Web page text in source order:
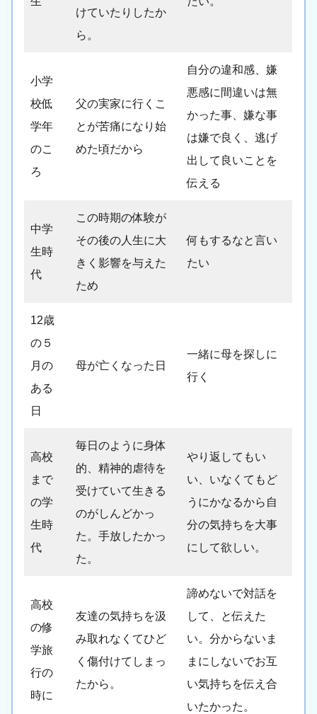
けていたりしたか
ら。
小学
校低
学年
のこ
ろ
父の実家に行くこ
とが苦痛になり始
めた頃だから
自分の違和感、嫌
悪感に間違いは無
かった事、嫌な事
は嫌で良く、逃げ
出して良いことを
伝える
中学
生時
代
この時期の体験が
その後の人生に大
きく影響を与えた
ため
何もするなと言い
たい
12歳
の５
月の
ある
日
母が亡くなった日
一緒に母を探しに
行く
高校
まで
の学
生時
代
毎日のように身体
的、精神的虐待を
受けていて生きる
のがしんどかっ
た。手放したかっ
た。
やり返してもい
い、いなくてもど
うにかなるから自
分の気持ちを大事
にして欲しい。
高校
の修
学旅
行の
時に
友達の気持ちを汲
み取れなくてひど
く傷付けてしまっ
たから。
諦めないで対話を
して、と伝えた
い。分からないま
まにしないでお互
い気持ちを伝え合
いたかった。